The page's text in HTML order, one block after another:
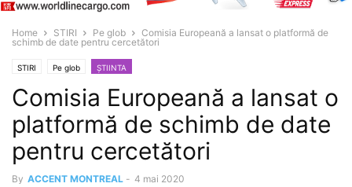
Home STIRI Pe glob
Comisia Europeană a lansat o platformă de
schimb de date pentru cercetători
STIRI Pe glob ȘTIINTA
Comisia Europeană a lansat o
platformă de schimb de date
pentru cercetători
By ACCENT MONTREAL - 4 mai 2020